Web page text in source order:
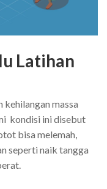
Latihan
kehilangan massa
kondisi ini disebut
bisa melemah,
seperti naik tangga